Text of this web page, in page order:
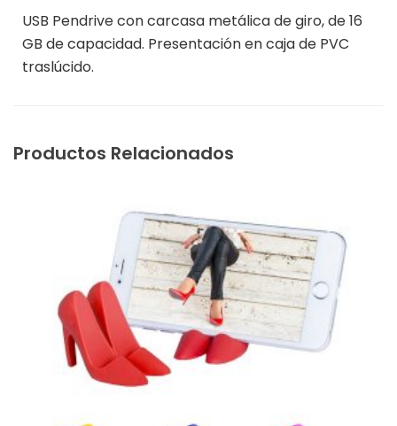
USB Pendrive con carcasa metálica de giro, de 16
GB de capacidad. Presentación en caja de PVC
traslúcido.
Productos Relacionados